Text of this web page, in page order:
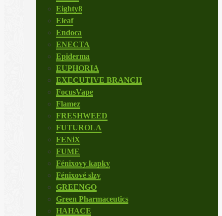
Eighty8
Eleaf
Endoca
ENECTA
Epiderma
EUPHORIA
EXECUTIVE BRANCH
FocusVape
Flamez
FRESHWEED
FUTUROLA
FENiX
FUME
Fénixovy kapky
Fénixové slzy
GREENGO
Green Pharmaceutics
HAHACE